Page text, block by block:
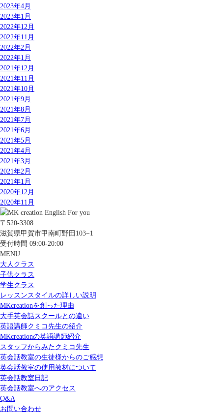
2023年4月
2023年1月
2022年12月
2022年11月
2022年2月
2022年1月
2021年12月
2021年11月
2021年10月
2021年9月
2021年8月
2021年7月
2021年6月
2021年5月
2021年4月
2021年3月
2021年2月
2021年1月
2020年12月
2020年11月
〒520-3308
滋賀県甲賀市甲南町野田103−1
受付時間 09:00-20:00
MENU
大人クラス
子供クラス
学生クラス
レッスンスタイルの詳しい説明
MKcreationを創った理由
大手英会話スクールとの違い
英語講師クミコ先生の紹介
MKcreationの英語講師紹介
スタッフからみたクミコ先生
英会話教室の生徒様からのご感想
英会話教室の使用教材について
英会話教室日記
英会話教室へのアクセス
Q&A
お問い合わせ